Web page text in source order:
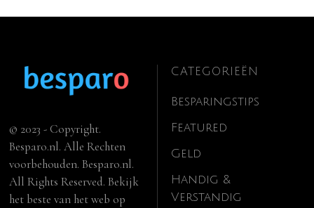
© 2023 - Copyright.
Besparo.nl. Alle Rechten
voorbehouden. Besparo.nl.
All Rights Reserved. Bekijk
het beste van het web op
CATEGORIEËN
Besparingstips
Featured
Geld
Handig &
Verstandig